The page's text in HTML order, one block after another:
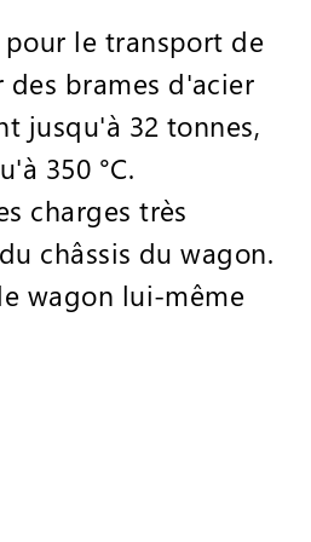
le transport de
brames d'acier
jusqu'à 32 tonnes,
350 °C.
charges très
châssis du wagon.
wagon lui-même